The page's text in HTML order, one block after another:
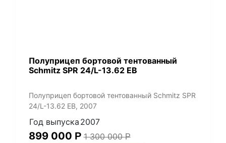
Полуприцеп бортовой тентованный
Schmitz SPR 24/L-13.62 EB
Полуприцеп бортовой тентованный Schmitz SPR
24/L-13.62 EB, 2007
Год выпуска 2007
899 000 Р 1 300 000Р